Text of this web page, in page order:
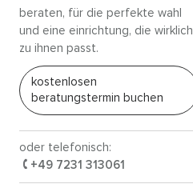
beraten, für die perfekte wahl
und eine einrichtung, die wirklich
zu ihnen passt.
kostenlosen
beratungstermin buchen
oder telefonisch:
+49 7231 313061